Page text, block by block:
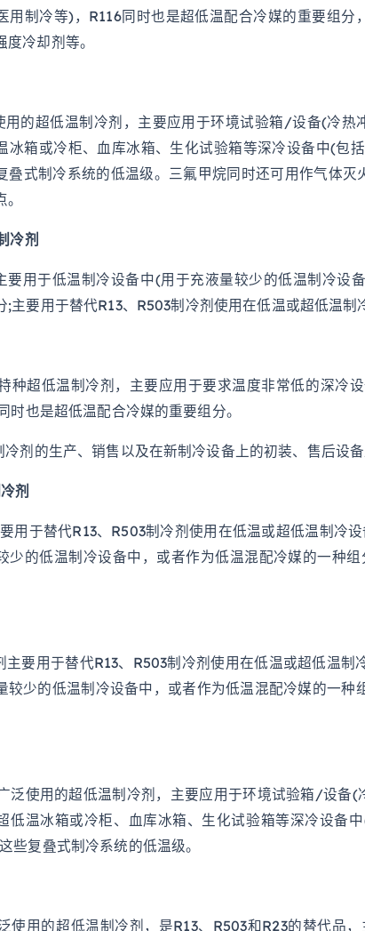
用制冷等)，R116同时也是超低温配合冷媒的重要组分
冷却剂等。
用的超低温制冷剂，主要应用于环境试验箱/设备(冷
冰箱或冷柜、血库冰箱、生化试验箱等深冷设备中(包
叠式制冷系统的低温级。三氟甲烷同时还可用作气体灭
冷剂
要用于低温制冷设备中(用于充液量较少的低温制冷设
;主要用于替代R13、R503制冷剂使用在低温或超低温制
种超低温制冷剂，主要应用于要求温度非常低的深冷
时也是超低温配合冷媒的重要组分。
冷剂的生产、销售以及在新制冷设备上的初装、售后设备
剂
用于替代R13、R503制冷剂使用在低温或超低温制冷
少的低温制冷设备中，或者作为低温混配冷媒的一种
主要用于替代R13、R503制冷剂使用在低温或超低温制
较少的低温制冷设备中，或者作为低温混配冷媒的一种
泛使用的超低温制冷剂，主要应用于环境试验箱/设备
低温冰箱或冷柜、血库冰箱、生化试验箱等深冷设备
些复叠式制冷系统的低温级。
使用的超低温制冷剂，是R13、R503和R23的替代品